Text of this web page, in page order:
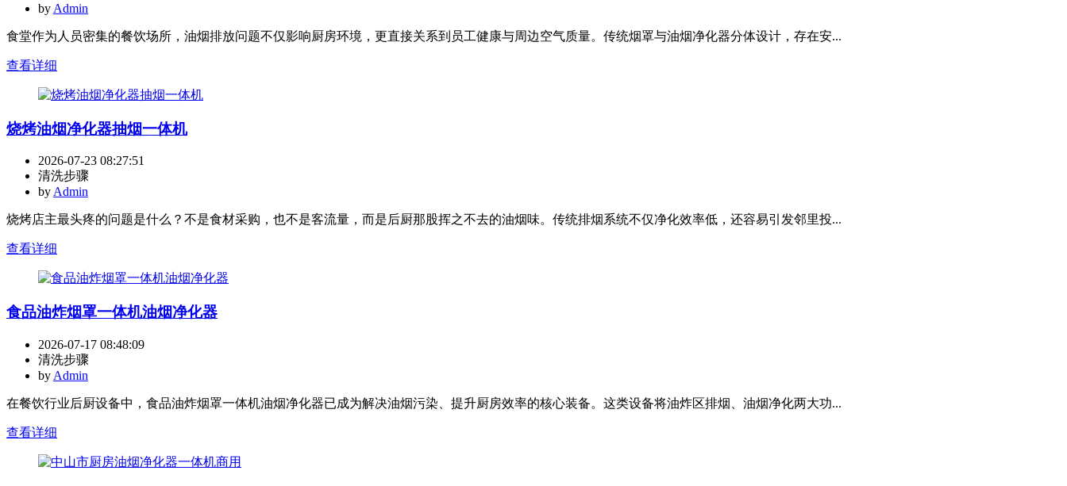
by Admin
食堂作为人员密集的餐饮场所，油烟排放问题不仅影响厨房环境，更直接关系到员工健康与周边空气质量。传统烟罩与油烟净化器分体设计，存在安...
查看详细
烧烤油烟净化器抽烟一体机
2026-07-23 08:27:51
清洗步骤
byAdmin
烧烤店主最头疼的问题是什么？不是食材采购，也不是客流量，而是后厨那股挥之不去的油烟味。传统排烟系统不仅净化效率低，还容易引发邻里投...
查看详细
食品油炸烟罩一体机油烟净化器
2026-07-17 08:48:09
清洗步骤
by Admin
在餐饮行业后厨设备中，食品油炸烟罩一体机油烟净化器已成为解决油烟污染、提升厨房效率的核心装备。这类设备将油炸区排烟、油烟净化两大功...
查看详细